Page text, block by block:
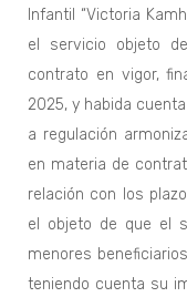
Infantil “Victoria
el servicio objeto
contrato en vigor,
2025, y habida
a regulación
en materia de
relación con los
el objeto de que el
menores
teniendo cuenta su